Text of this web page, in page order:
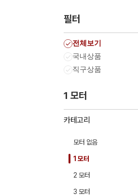
필터
전체보기
국내상품
직구상품
1 모터
카테고리
모터 없음
1 모터
2 모터
3 모터